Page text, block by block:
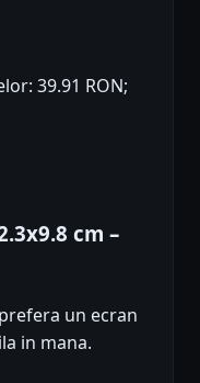
39.91 RON;
cm –
un ecran
in mana.